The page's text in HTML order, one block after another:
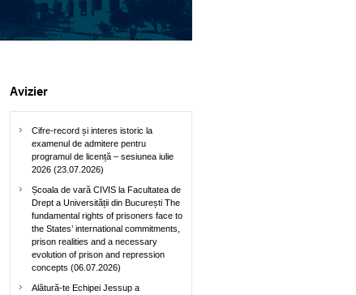
Avizier
Cifre-record și interes istoric la
examenul de admitere pentru
programul de licență – sesiunea iulie
2026 (23.07.2026)
Școala de vară CIVIS la Facultatea de
Drept a Universității din București The
fundamental rights of prisoners face to
the States’ international commitments,
prison realities and a necessary
evolution of prison and repression
concepts (06.07.2026)
Alătură-te Echipei Jessup a